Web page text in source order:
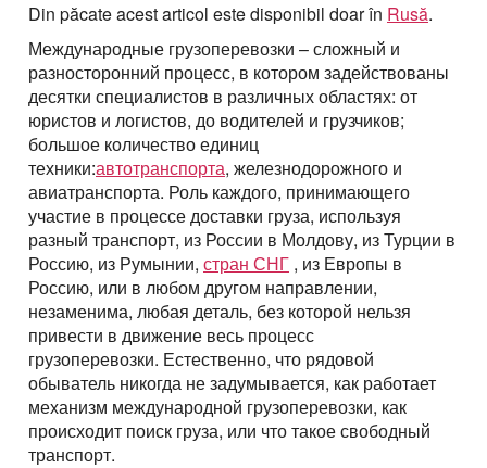
capacitatea 90 m
Transporturi frigorifice +10º С — 20º С , capacitatea 86
met
Transporturi: autotren cu remorcă, prelată, capacitatea
de
Transporturi cu megatrailere cu prelată, capacitate 105
metr
Platformă cu prelată UMBO, capacitatea 100 mc
Autotren pentru transportarea autoturismelor
Transport pentru mărfuri cu gabarit depăşit
Semiremorcă metalică, caroserie izotermică capacitatea
90 mс
Типы перевозок
Автомобильные грузоперевозки
Перевозки сборных грузов
Перевозки опасных грузов
Transportul cu containerele – containere 20 ft, 40 ft
Transporturi de mărfuri periculoase ADR
Transporturi de mărfuri mixte de la 200 kg
Грузовые авиа перевозки
Зерновозы, перевозка зерна
Автоперевозки спецтехники
Морские перевозки
Морские грузоперевозки
Перевозки и доставка контейнеров
Размеры контейнеров
Стоимость морских перевозок
Перевозки морем по странам
Перевозим грузы по морю
Ж.Д. грузоперевозки
Международные ж.д грузоперевозки
Типы ж.д. вагонов и контейнеров
Направления Ж.Д. перевозок
Стоимость перевозок ж.д вагонами
Ж.Д. вагоны, галерея
Доставка сборных грузов
Посылки и мелкие грузы
Стоимость перевозки посылок
Доставка посылки из и в Европу
Доставка посылки Страны СНГ
Посылки из Азии, и USA
Транспорт для доставки посылок
Service order
Schimb: Transport si marfa
Adăugați marfă
Все типы грузов
Авто грузы
Грузы для морских перевозок.
Грузы для Ж.Д. перевозок
Грузы для авиа перевозок
Adăugați un transport
Все типы транспорта
Авто транспорт
Ж.Д. транспорт
Морской транспорт
Авиа транспорт
Din păcate acest articol este disponibil doar în Rusă.
Международные грузоперевозки – сложный и
разносторонний процесс, в котором задействованы
десятки специалистов в различных областях: от
юристов и логистов, до водителей и грузчиков;
большое количество единиц
техники:автотранспорта, железнодорожного и
авиатранспорта. Роль каждого, принимающего
участие в процессе доставки груза, используя
разный транспорт, из России в Молдову, из Турции в
Россию, из Румынии, стран СНГ , из Европы в
Россию, или в любом другом направлении,
незаменима, любая деталь, без которой нельзя
привести в движение весь процесс
грузоперевозки. Естественно, что рядовой
обыватель никогда не задумывается, как работает
механизм международной грузоперевозки, как
происходит поиск груза, или что такое свободный
транспорт.
Tip de transport
Greutatea încărcăturii (t)
Volumul încărcăturii
Persoana de contact
Numar de contact
E-mail
Prin depunerea unei cereri, sunteți de acord cu
prelucrarea datelor cu caracter personal.
Greutatea încărcăturii (t)
Volumul încărcăturii
Companie
Persoana de contact
Numar de contact
E-mail
Prin depunerea unei cereri, sunteți de acord cu
prelucrarea datelor cu caracter personal.